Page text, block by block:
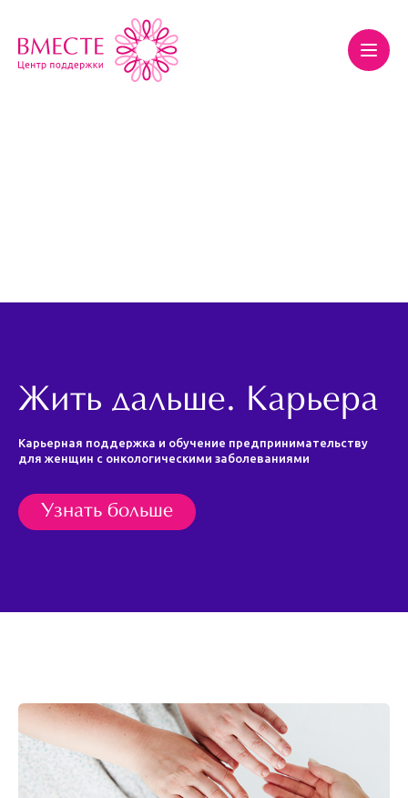
Жить дальше. Карьера
Карьерная поддержка и обучение предпринимательству
для женщин с онкологическими заболеваниями
Узнать больше